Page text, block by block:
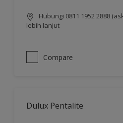
Hubungi 0811 1952 2888
lebih lanjut
Compare
Dulux Pentalite